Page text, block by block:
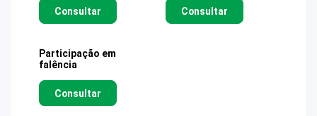
Consultar Consultar
Participação em
falência
Consultar